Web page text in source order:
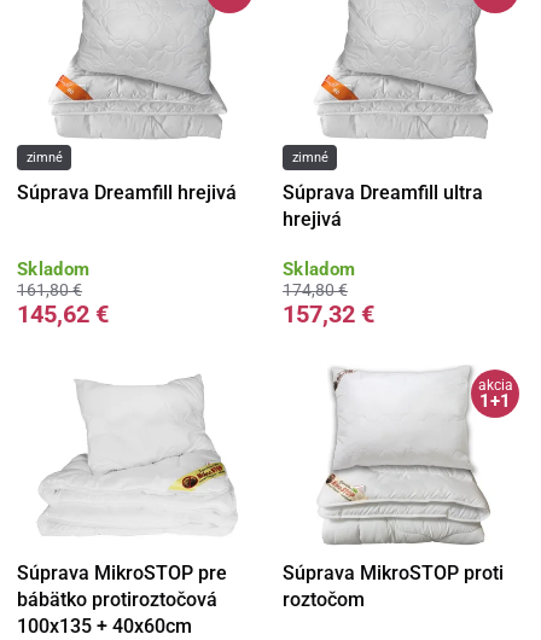
zimné
Súprava Dreamfill hrejivá
Skladom
161,80 €
145,62 €
zimné
Súprava Dreamfill ultra
hrejivá
Skladom
174,80 €
157,32 €
Súprava MikroSTOP pre
bábätko protiroztočová
100x135 + 40x60cm
akcia
1+1
Súprava MikroSTOP proti
roztočom